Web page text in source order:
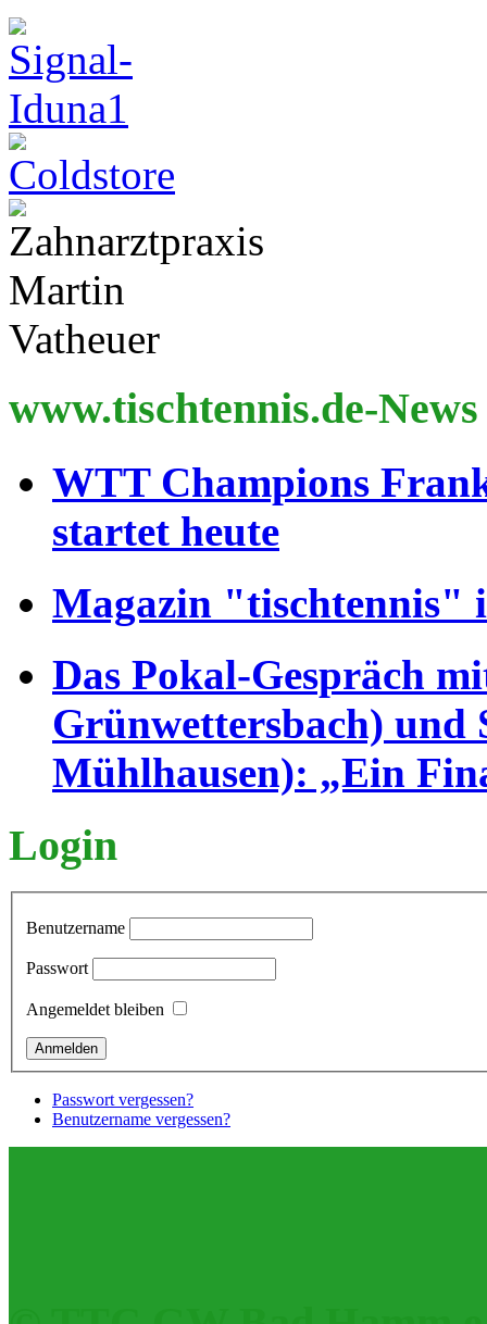
www.tischtennis.de-News
WTT Champions
startet heute
Magazin "tischtennis"
Das Pokal-Gespräch
Grünwettersbach) und
Mühlhausen): „Ein
Login
Benutzername
Passwort
Angemeldet bleiben
Passwort vergessen?
Benutzername vergessen?